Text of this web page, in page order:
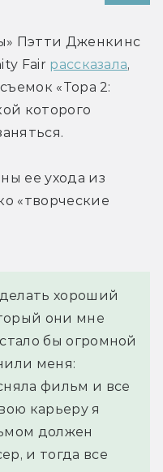
Пэтти Дженкинс
Fair рассказала,
«Тора 2:
которого
ее ухода из
«творческие
хороший
они мне
бы огромной
меня:
фильм и все
карьеру я
должен
и тогда все